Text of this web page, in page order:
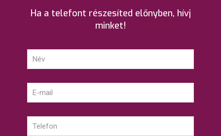
Ha a telefont részesíted előnyben, hívj
minket!